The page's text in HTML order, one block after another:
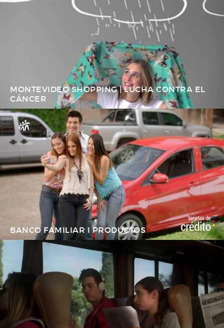
MONTEVIDEO SHOPPING | LUCHA CONTRA EL
CÁNCER
BANCO FAMILIAR I PRODUCTOS